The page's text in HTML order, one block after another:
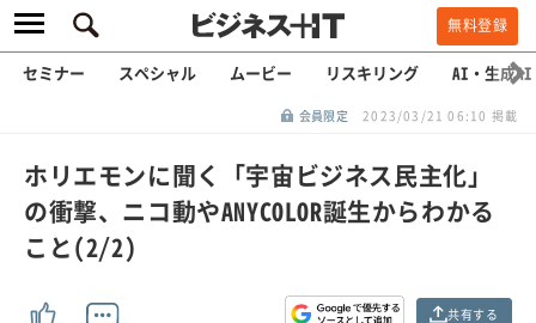
無料登録
セミナー スペシャル ムービー リスキリング AI・生成AI
会員限定 2023/03/21 06:10 掲載
ホリエモンに聞く「宇宙ビジネス民主化」
の衝撃、ニコ動やANYCOLOR誕生からわかる
こと(2/2)
共有する